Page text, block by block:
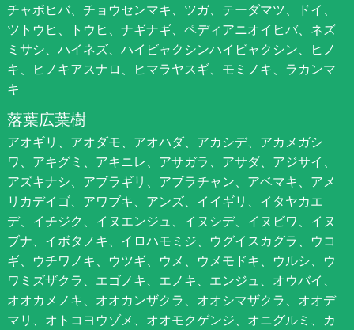
チャボヒバ、チョウセンマキ、ツガ、テーダマツ、ドイ、
ツトウヒ、トウヒ、ナギナギ、ペディアニオイヒバ、ネズ
ミサシ、ハイネズ、ハイビャクシンハイビャクシン、ヒノ
キ、ヒノキアスナロ、ヒマラヤスギ、モミノキ、ラカンマ
キ
落葉広葉樹
アオギリ、アオダモ、アオハダ、アカシデ、アカメガシ
ワ、アキグミ、アキニレ、アサガラ、アサダ、アジサイ、
アズキナシ、アブラギリ、アブラチャン、アベマキ、アメ
リカデイゴ、アワブキ、アンズ、イイギリ、イタヤカエ
デ、イチジク、イヌエンジュ、イヌシデ、イヌビワ、イヌ
ブナ、イボタノキ、イロハモミジ、ウグイスカグラ、ウコ
ギ、ウチワノキ、ウツギ、ウメ、ウメモドキ、ウルシ、ウ
ワミズザクラ、エゴノキ、エノキ、エンジュ、オウバイ、
オオカメノキ、オオカンザクラ、オオシマザクラ、オオデ
マリ、オトコヨウゾメ、オオモクゲンジ、オニグルミ、カ